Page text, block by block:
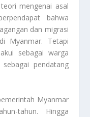
mengenai asal
bahwa
dan migrasi
Myanmar. Tetapi
sebagai warga
pendatang
Myanmar
tahun. Hingga